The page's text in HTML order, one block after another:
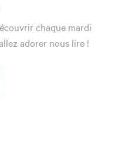
chaque mardi
adorer nous lire !